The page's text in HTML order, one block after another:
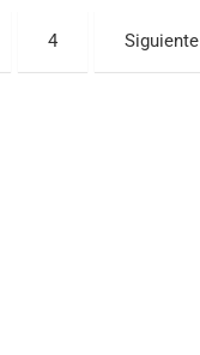
4 Siguiente